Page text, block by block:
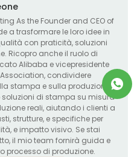
As the Founder and CEO of
a trasformare le loro idee in
con praticità, soluzioni
Ricopro anche il ruolo di
Alibaba e vicepresidente
condividere
stampa e sulla produzione
soluzioni di stampa su misura
reali, aiutando i clienti a
strutture, e specifiche per
e impatto visivo. Se stai
il mio team fornirà guida e
processo di produzione.